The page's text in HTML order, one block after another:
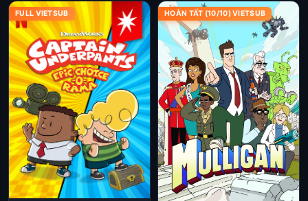
FULL VIETSUB HOÀN TẤT (10/10) VIETSUB